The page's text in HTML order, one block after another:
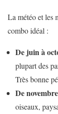
La météo et les
combo idéal :
De juin à
plupart des
Très bonne
De
oiseaux,